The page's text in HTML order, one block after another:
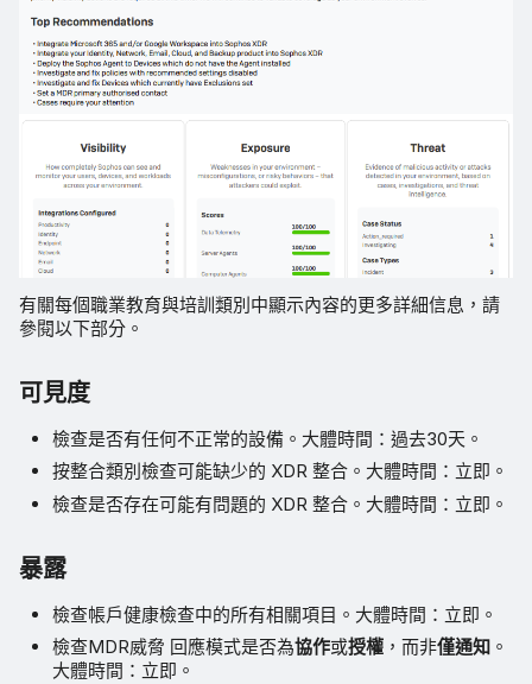
有關每個職業教育與培訓類別中顯示內容的更多詳細信息，請
參閱以下部分。
可見度
檢查是否有任何不正常的設備。大體時間：過去30天。
按整合類別檢查可能缺少的 XDR 整合。大體時間：立即。
檢查是否存在可能有問題的 XDR 整合。大體時間：立即。
暴露
檢查帳戶健康檢查中的所有相關項目。大體時間：立即。
檢查MDR威脅 回應模式是否為協作或授權 ，而非僅通知 。
大體時間：立即。